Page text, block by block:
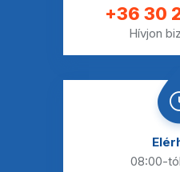
+36 30
Hívjon
08:00-